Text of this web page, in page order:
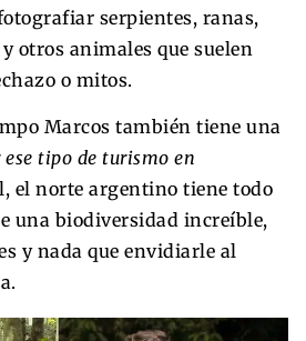
serpientes, ranas,
otros animales que suelen
o mitos.
Marcos también tiene una
tipo de turismo en
el norte argentino tiene todo
una biodiversidad increíble,
y nada que envidiarle al